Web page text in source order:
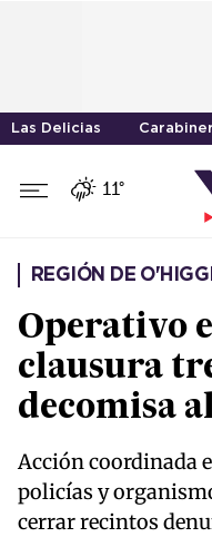
Las Delicias
11°
REGIÓN DE
Operativo
clausura
decomisa
Acción coordinada
policías y
cerrar recintos